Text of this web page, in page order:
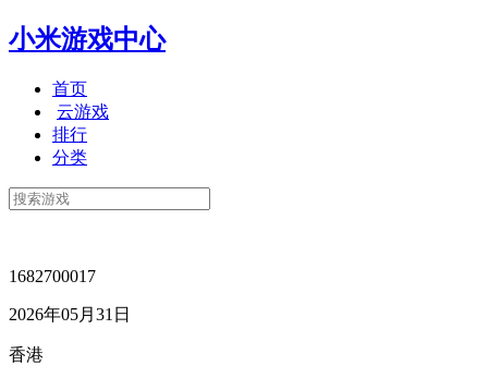
小米游戏中心
首页
云游戏
排行
分类
1682700017
2026年05月31日
香港